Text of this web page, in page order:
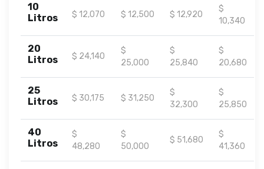
10
Litros
$ 12,070 $ 12,500 $ 12,920
$
10,340
20
Litros
$ 24,140
$
25,000
$
25,840
$
20,680
25
Litros
$ 30,175 $ 31,250
$
32,300
$
25,850
40
Litros
$
48,280
$
50,000
$ 51,680
$
41,360